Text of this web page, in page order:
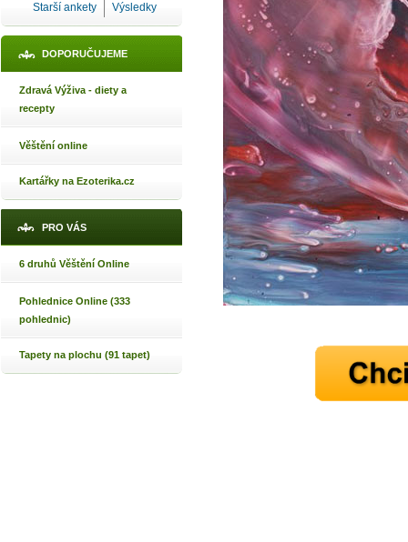
Starší ankety Výsledky
DOPORUČUJEME
Zdravá Výživa - diety a
recepty
Věštění online
Kartářky na Ezoterika.cz
PRO VÁS
6 druhů Věštění Online
Pohlednice Online (333
pohlednic)
Tapety na plochu (91 tapet)